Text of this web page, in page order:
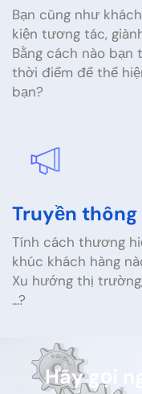
Bạn cũng như
kiện tương tác,
Bằng cách nào
thời điểm để thể
bạn?
Truyền
Tính cách thương
khúc khách hàng
Xu hướng thị
...?
Hãy gọi